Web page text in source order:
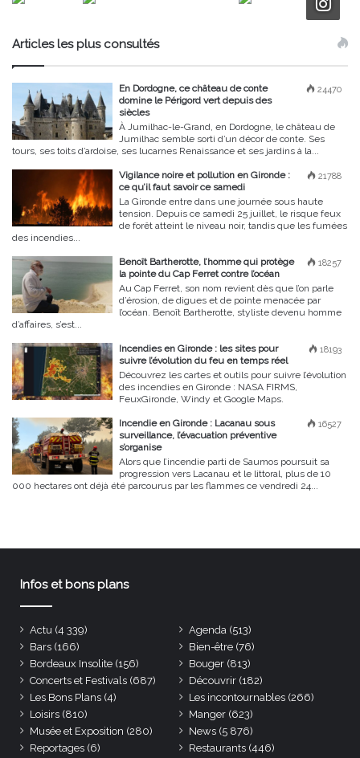
Articles les plus consultés
24470
En Dordogne, ce château de conte
domine le Périgord vert depuis des
siècles
À Jumilhac-le-Grand, en Dordogne, le château de
Jumilhac semble sorti d’un décor de conte. Ses
tours, ses toits d’ardoise, ses lucarnes Renaissance et ses jardins à la...
21788
Vigilance noire et pollution en Gironde :
ce qu’il faut savoir ce samedi
La Gironde entre dans une journée sous haute
tension. Depuis ce samedi 25 juillet, le risque feux
de forêt atteint le niveau noir, tandis que les fumées
des incendies...
18257
Benoît Bartherotte, l’homme qui protège
la pointe du Cap Ferret contre l’océan
Au Cap Ferret, son nom revient dès que l’on parle
d’érosion, de digues et de pointe menacée par
l’océan. Benoît Bartherotte, styliste devenu homme
d’affaires, s’est...
18193
Incendies en Gironde : les sites pour
suivre l’évolution du feu en temps réel
Découvrez les cartes et outils pour suivre l’évolution
des incendies en Gironde : NASA FIRMS,
FeuxGironde, Windy et Google Maps.
16527
Incendie en Gironde : Lacanau sous
surveillance, l’évacuation préventive
s’organise
Alors que l’incendie parti de Saumos poursuit sa
progression vers Lacanau et le littoral, plus de 10
000 hectares ont déjà été parcourus par les flammes ce vendredi 24...
Infos et bons plans
Actu (4 339) Agenda (513)
Bars (166) Bien-être (76)
Bordeaux Insolite (156) Bouger (813)
Concerts et Festivals (687) Découvrir (182)
Les Bons Plans (4) Les incontournables (266)
Loisirs (810) Manger (623)
Musée et Exposition (280) News (5 876)
Reportages (6) Restaurants (446)